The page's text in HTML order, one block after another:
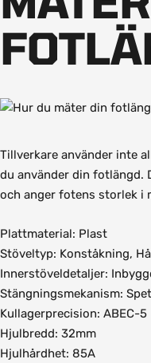
Tillverkare använder inte
du använder din fotlängd.
och anger fotens storlek i
Plattmaterial: Plast
Stöveltyp: Konståkning,
Innerstöveldetaljer:
Stängningsmekanism:
Kullagerprecision: ABEC-5
Hjulbredd: 32mm
Hjulhårdhet: 85A